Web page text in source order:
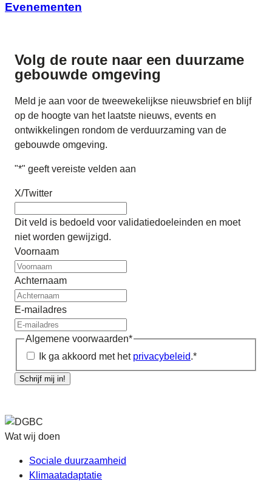
Evenementen
Volg de route naar een duurzame
gebouwde omgeving
Meld je aan voor de tweewekelijkse nieuwsbrief en blijf
op de hoogte van het laatste nieuws, events en
ontwikkelingen rondom de verduurzaming van de
gebouwde omgeving.
"*" geeft vereiste velden aan
X/Twitter
Dit veld is bedoeld voor validatiedoeleinden en moet
niet worden gewijzigd.
Voornaam
Achternaam
E-mailadres
Algemene voorwaarden*
Ik ga akkoord met het privacybeleid.*
Schrijf mij in!
Wat wij doen
Sociale duurzaamheid
Klimaatadaptatie